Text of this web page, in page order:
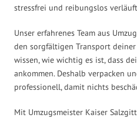
stressfrei und reibungslos
Unser erfahrenes Team aus
den sorgfältigen Transport
wissen, wie wichtig es ist, dass
ankommen. Deshalb verpacken
professionell, damit nichts
Mit Umzugsmeister Kaiser